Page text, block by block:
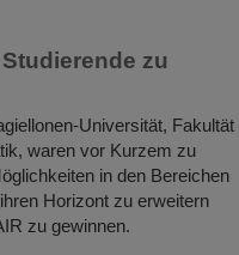
zu
Universität, Fakultät
waren vor Kurzem zu
in den Bereichen
Horizont zu erweitern
zu gewinnen.